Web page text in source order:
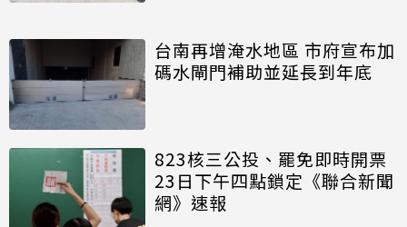
台南再增淹水地區 市府宣布加
碼水閘門補助並延長到年底
823核三公投、罷免即時開票
23日下午四點鎖定《聯合新聞
網》速報